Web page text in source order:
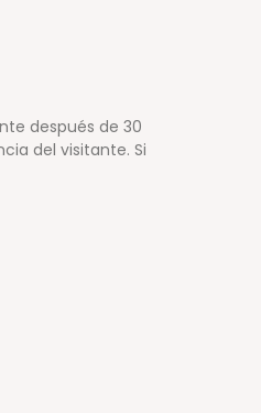
después de 30
del visitante. Si